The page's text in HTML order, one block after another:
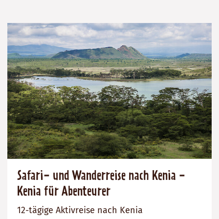
Safari- und Wanderreise nach Kenia -
Kenia für Abenteurer
12-tägige Aktivreise nach Kenia